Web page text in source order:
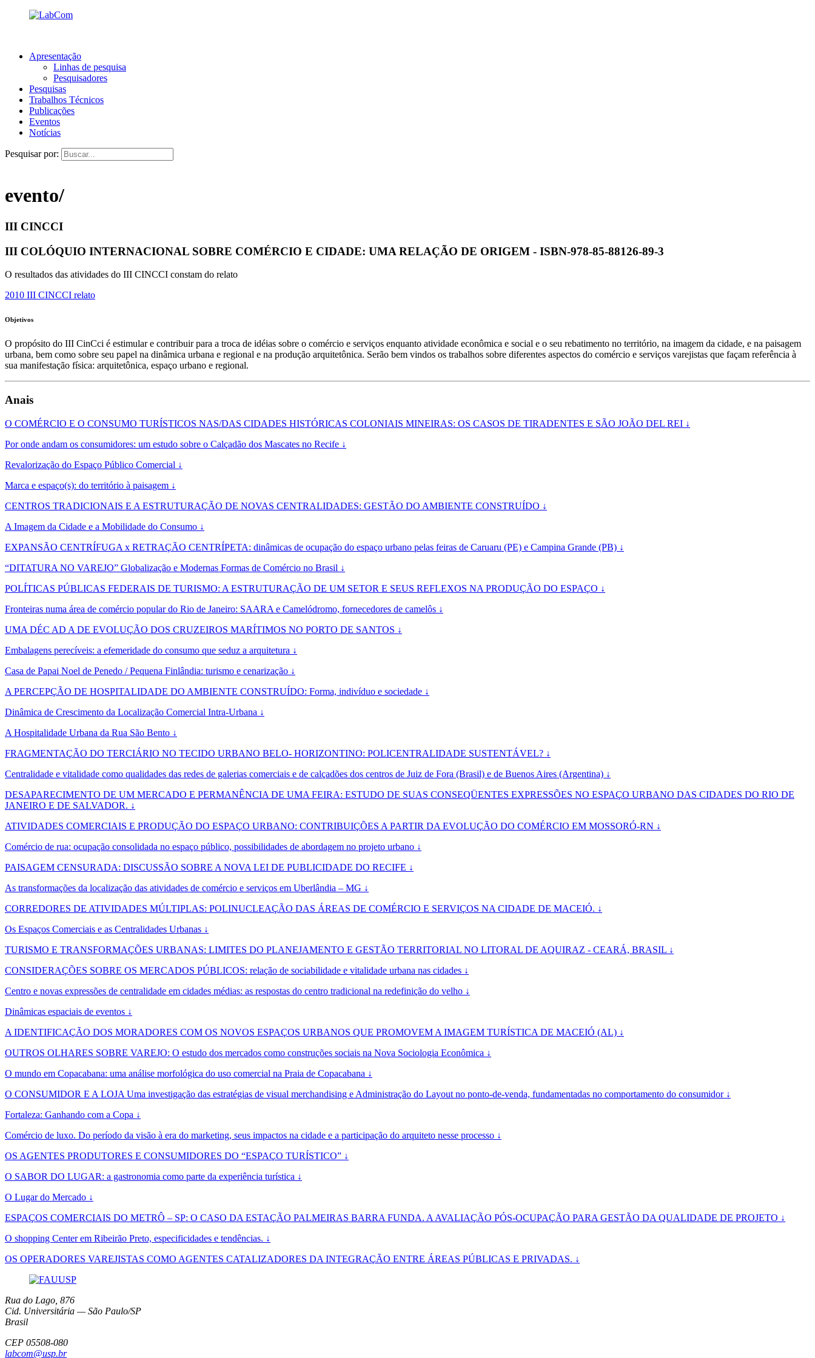
Apresentação
Linhas de pesquisa
Pesquisadores
Pesquisas
Trabalhos Técnicos
Publicações
Eventos
Notícias
Pesquisar por:
evento/
III CINCCI
III COLÓQUIO INTERNACIONAL SOBRE COMÉRCIO E CIDADE: UMA RELAÇÃO DE ORIGEM - ISBN-978-85-88126-89-3
O resultados das atividades do III CINCCI constam do relato
2010 III CINCCI relato
Objetivos
O propósito do III CinCci é estimular e contribuir para a troca de idéias sobre o comércio e serviços enquanto atividade econômica e social e o seu rebatimento no território, na imagem da cidade, e na paisagem
urbana, bem como sobre seu papel na dinâmica urbana e regional e na produção arquitetônica. Serão bem vindos os trabalhos sobre diferentes aspectos do comércio e serviços varejistas que façam referência à
sua manifestação física: arquitetônica, espaço urbano e regional.
Anais
O COMÉRCIO E O CONSUMO TURÍSTICOS NAS/DAS CIDADES HISTÓRICAS COLONIAIS MINEIRAS: OS CASOS DE TIRADENTES E SÃO JOÃO DEL REI ↓
Por onde andam os consumidores: um estudo sobre o Calçadão dos Mascates no Recife ↓
Revalorização do Espaço Público Comercial ↓
Marca e espaço(s): do território à paisagem ↓
CENTROS TRADICIONAIS E A ESTRUTURAÇÃO DE NOVAS CENTRALIDADES: GESTÃO DO AMBIENTE CONSTRUÍDO ↓
A Imagem da Cidade e a Mobilidade do Consumo ↓
EXPANSÃO CENTRÍFUGA x RETRAÇÃO CENTRÍPETA: dinâmicas de ocupação do espaço urbano pelas feiras de Caruaru (PE) e Campina Grande (PB) ↓
“DITATURA NO VAREJO” Globalização e Modernas Formas de Comércio no Brasil ↓
POLÍTICAS PÚBLICAS FEDERAIS DE TURISMO: A ESTRUTURAÇÃO DE UM SETOR E SEUS REFLEXOS NA PRODUÇÃO DO ESPAÇO ↓
Fronteiras numa área de comércio popular do Rio de Janeiro: SAARA e Camelódromo, fornecedores de camelôs ↓
UMA DÉC AD A DE EVOLUÇÃO DOS CRUZEIROS MARÍTIMOS NO PORTO DE SANTOS ↓
Embalagens perecíveis: a efemeridade do consumo que seduz a arquitetura ↓
Casa de Papai Noel de Penedo / Pequena Finlândia: turismo e cenarização ↓
A PERCEPÇÃO DE HOSPITALIDADE DO AMBIENTE CONSTRUÍDO: Forma, indivíduo e sociedade ↓
Dinâmica de Crescimento da Localização Comercial Intra-Urbana ↓
A Hospitalidade Urbana da Rua São Bento ↓
FRAGMENTAÇÃO DO TERCIÁRIO NO TECIDO URBANO BELO- HORIZONTINO: POLICENTRALIDADE SUSTENTÁVEL? ↓
Centralidade e vitalidade como qualidades das redes de galerias comerciais e de calçadões dos centros de Juiz de Fora (Brasil) e de Buenos Aires (Argentina) ↓
DESAPARECIMENTO DE UM MERCADO E PERMANÊNCIA DE UMA FEIRA: ESTUDO DE SUAS CONSEQÜENTES EXPRESSÕES NO ESPAÇO URBANO DAS CIDADES DO RIO DE
JANEIRO E DE SALVADOR. ↓
ATIVIDADES COMERCIAIS E PRODUÇÃO DO ESPAÇO URBANO: CONTRIBUIÇÕES A PARTIR DA EVOLUÇÃO DO COMÉRCIO EM MOSSORÓ-RN ↓
Comércio de rua: ocupação consolidada no espaço público, possibilidades de abordagem no projeto urbano ↓
PAISAGEM CENSURADA: DISCUSSÃO SOBRE A NOVA LEI DE PUBLICIDADE DO RECIFE ↓
As transformações da localização das atividades de comércio e serviços em Uberlândia – MG ↓
CORREDORES DE ATIVIDADES MÚLTIPLAS: POLINUCLEAÇÃO DAS ÁREAS DE COMÉRCIO E SERVIÇOS NA CIDADE DE MACEIÓ. ↓
Os Espaços Comerciais e as Centralidades Urbanas ↓
TURISMO E TRANSFORMAÇÕES URBANAS: LIMITES DO PLANEJAMENTO E GESTÃO TERRITORIAL NO LITORAL DE AQUIRAZ - CEARÁ, BRASIL ↓
CONSIDERAÇÕES SOBRE OS MERCADOS PÚBLICOS: relação de sociabilidade e vitalidade urbana nas cidades ↓
Centro e novas expressões de centralidade em cidades médias: as respostas do centro tradicional na redefinição do velho ↓
Dinâmicas espaciais de eventos ↓
A IDENTIFICAÇÃO DOS MORADORES COM OS NOVOS ESPAÇOS URBANOS QUE PROMOVEM A IMAGEM TURÍSTICA DE MACEIÓ (AL) ↓
OUTROS OLHARES SOBRE VAREJO: O estudo dos mercados como construções sociais na Nova Sociologia Econômica ↓
O mundo em Copacabana: uma análise morfológica do uso comercial na Praia de Copacabana ↓
O CONSUMIDOR E A LOJA Uma investigação das estratégias de visual merchandising e Administração do Layout no ponto-de-venda, fundamentadas no comportamento do consumidor ↓
Fortaleza: Ganhando com a Copa ↓
Comércio de luxo. Do período da visão à era do marketing, seus impactos na cidade e a participação do arquiteto nesse processo ↓
OS AGENTES PRODUTORES E CONSUMIDORES DO “ESPAÇO TURÍSTICO” ↓
O SABOR DO LUGAR: a gastronomia como parte da experiência turística ↓
O Lugar do Mercado ↓
ESPAÇOS COMERCIAIS DO METRÔ – SP: O CASO DA ESTAÇÃO PALMEIRAS BARRA FUNDA. A AVALIAÇÃO PÓS-OCUPAÇÃO PARA GESTÃO DA QUALIDADE DE PROJETO ↓
O shopping Center em Ribeirão Preto, especificidades e tendências. ↓
OS OPERADORES VAREJISTAS COMO AGENTES CATALIZADORES DA INTEGRAÇÃO ENTRE ÁREAS PÚBLICAS E PRIVADAS. ↓
Rua do Lago, 876
Cid. Universitária — São Paulo/SP
Brasil
CEP 05508-080
labcom@usp.br